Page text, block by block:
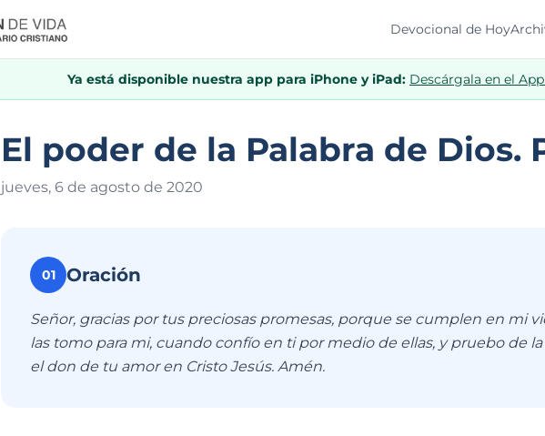
Devocional de Hoy
Ya está disponible nuestra app para iPhone y iPad: Descárgala en el
El poder de la Palabra de Dios.
jueves, 6 de agosto de 2020
01 Oración
Señor, gracias por tus preciosas promesas, porque se cumplen en mi
las tomo para mi, cuando confío en ti por medio de ellas, y pruebo de
el don de tu amor en Cristo Jesús. Amén.